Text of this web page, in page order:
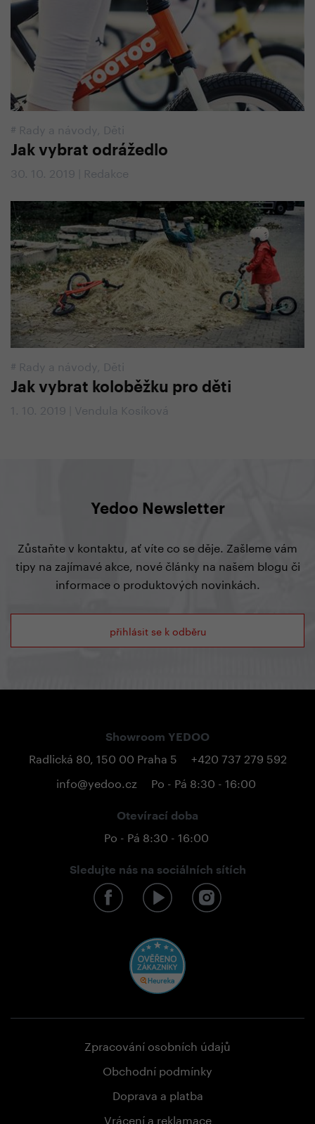
# Rady a návody Děti
Jak vybrat odrážedlo
30. 10. 2019 | Redakce
# Rady a návody Děti
Jak vybrat koloběžku pro děti
1. 10. 2019 | Vendula Kosíková
Yedoo Newsletter
Zůstaňte v kontaktu, ať víte co se děje. Zašleme vám
tipy na zajímavé akce, nové články na našem blogu či
informace o produktových novinkách.
přihlásit se k odběru
Showroom YEDOO
Radlická 80, 150 00 Praha 5
+420 737 279 592
info@yedoo.cz
Po - Pá 8:30 - 16:00
Otevírací doba
Po - Pá 8:30 - 16:00
Sledujte nás na sociálních sítích
Zpracování osobních údajů
Obchodní podmínky
Doprava a platba
Vrácení a reklamace